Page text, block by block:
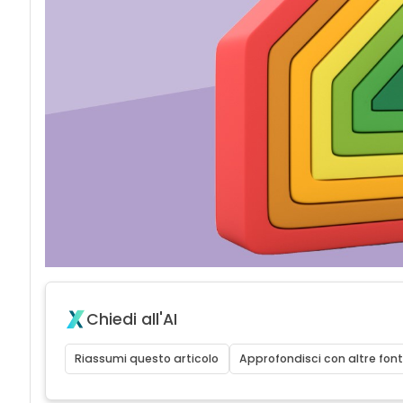
Chiedi all'AI
Riassumi questo articolo Approfondisci con altre